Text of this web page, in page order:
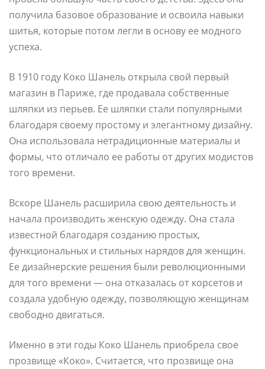
получила базовое образование и освоила навыки
шитья, которые потом легли в основу ее модного
успеха.
В 1910 году Коко Шанель открыла свой первый
магазин в Париже, где продавала собственные
шляпки из перьев. Ее шляпки стали популярными
благодаря своему простому и элегантному дизайну.
Она использовала нетрадиционные материалы и
формы, что отличало ее работы от других модистов
того времени.
Вскоре Шанель расширила свою деятельность и
начала производить женскую одежду. Она стала
известной благодаря созданию простых,
функциональных и стильных нарядов для женщин.
Ее дизайнерские решения были революционными
для того времени — она отказалась от корсетов и
создала удобную одежду, позволяющую женщинам
свободно двигаться.
Именно в эти годы Коко Шанель приобрела свое
прозвище «Коко». Считается, что прозвище она